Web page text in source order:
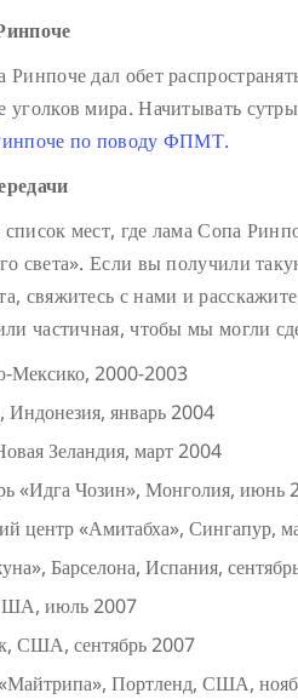
дал обет
уголков мира. Начитывать
по поводу ФПМТ.
мест, где лама Сопа
света». Если вы получили
свяжитесь с нами и
частичная, чтобы мы могли
Мексико, 2000-2003
Индонезия, январь 2004
Зеландия, март 2004
«Идга Чозин», Монголия, июнь
центр «Амитабха», Сингапур,
Барселона, Испания,
июль 2007
США, сентябрь 2007
Портленд, США,